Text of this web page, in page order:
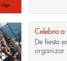
Celebra
De fiesta
organizar